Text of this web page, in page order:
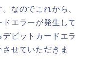
なのでこれから、
エラーが発生して
ビットカードエラ
せていただきま